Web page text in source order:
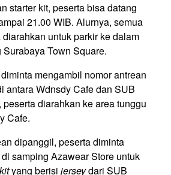
starter kit, peserta bisa datang
21.00 WIB. Alurnya, semua
untuk parkir ke dalam
Town Square.
mengambil nomor antrean
antara Wdnsdy Cafe dan SUB
diarahkan ke area tunggu
Cafe.
dipanggil, peserta diminta
samping Azawear Store untuk
yang berisi jerseydari SUB